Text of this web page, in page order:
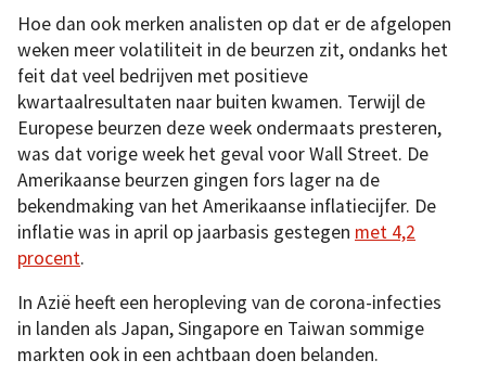
Hoe dan ook merken analisten op dat er de afgelopen
weken meer volatiliteit in de beurzen zit, ondanks het
feit dat veel bedrijven met positieve
kwartaalresultaten naar buiten kwamen. Terwijl de
Europese beurzen deze week ondermaats presteren,
was dat vorige week het geval voor Wall Street. De
Amerikaanse beurzen gingen fors lager na de
bekendmaking van het Amerikaanse inflatiecijfer. De
inflatie was in april op jaarbasis gestegen met 4,2
procent.
In Azië heeft een heropleving van de corona-infecties
in landen als Japan, Singapore en Taiwan sommige
markten ook in een achtbaan doen belanden.